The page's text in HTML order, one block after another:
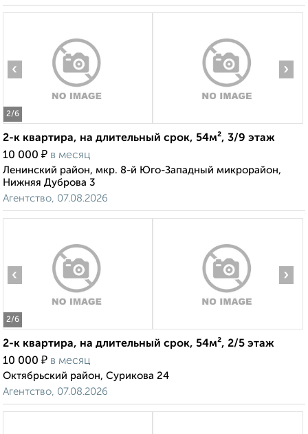
2/6
‹ ›
2-к квартира, на длительный срок, 54м², 3/9 этаж
10 000 ₽ в месяц
Ленинский район, мкр. 8-й Юго-Западный микрорайон,
Нижняя Дуброва 3
Агентство, 07.08.2026
2/6
‹ ›
2-к квартира, на длительный срок, 54м², 2/5 этаж
10 000 ₽ в месяц
Октябрьский район, Сурикова 24
Агентство, 07.08.2026